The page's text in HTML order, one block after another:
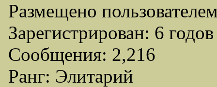
Размещено
Зарегистрирован: 6
Сообщения: 2,216
Ранг: Элитарий